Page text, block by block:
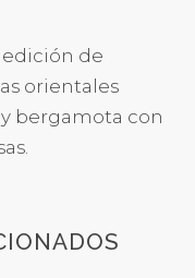
edición de
orientales
bergamota con